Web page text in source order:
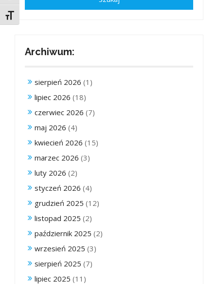
Toggle Font size
Archiwum:
sierpień 2026 (1)
lipiec 2026 (18)
czerwiec 2026 (7)
maj 2026 (4)
kwiecień 2026 (15)
marzec 2026 (3)
luty 2026 (2)
styczeń 2026 (4)
grudzień 2025 (12)
listopad 2025 (2)
październik 2025 (2)
wrzesień 2025 (3)
sierpień 2025 (7)
lipiec 2025 (11)